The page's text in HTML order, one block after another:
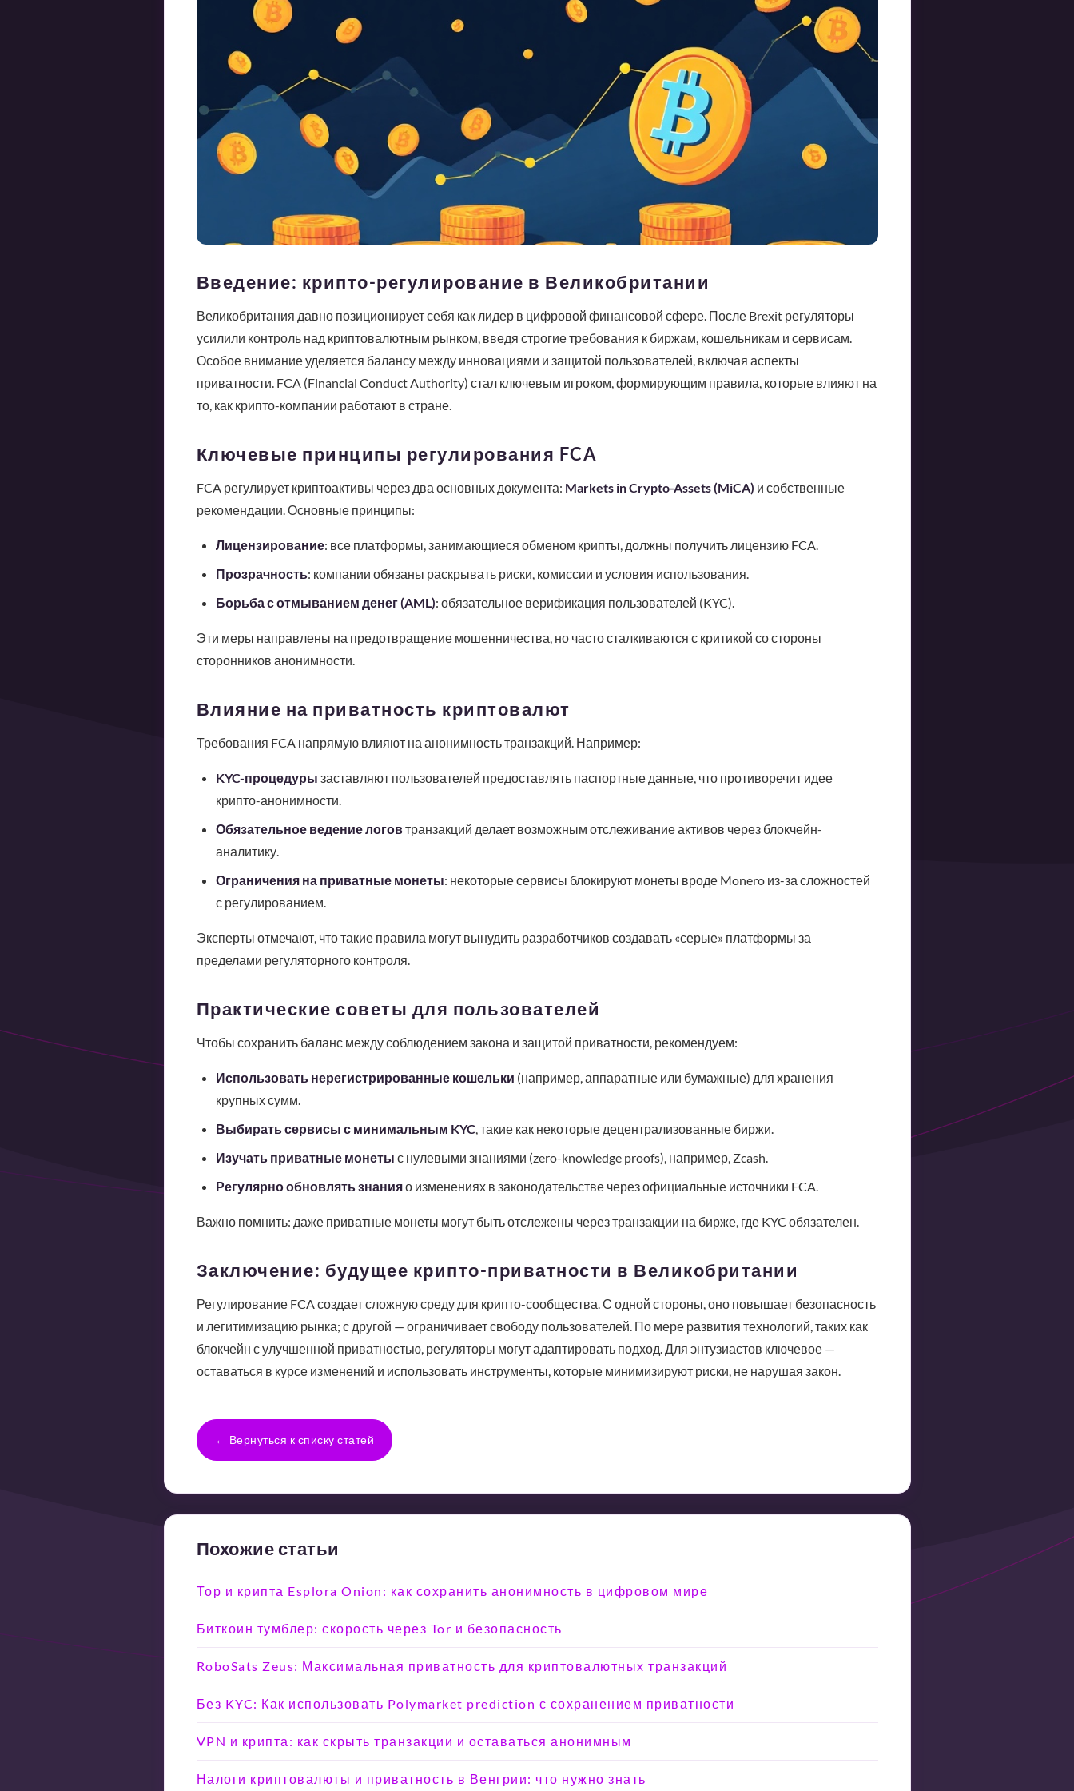
Введение: крипто-регулирование в Великобритании
Великобритания давно позиционирует себя как лидер в цифровой финансовой сфере. После Brexit регуляторы
усилили контроль над криптовалютным рынком, введя строгие требования к биржам, кошельникам и сервисам.
Особое внимание уделяется балансу между инновациями и защитой пользователей, включая аспекты
приватности. FCA (Financial Conduct Authority) стал ключевым игроком, формирующим правила, которые влияют на
то, как крипто-компании работают в стране.
Ключевые принципы регулирования FCA
FCA регулирует криптоактивы через два основных документа: Markets in Crypto-Assets (MiCA) и собственные
рекомендации. Основные принципы:
Лицензирование: все платформы, занимающиеся обменом крипты, должны получить лицензию FCA.
Прозрачность: компании обязаны раскрывать риски, комиссии и условия использования.
Борьба с отмыванием денег (AML): обязательное верификация пользователей (KYC).
Эти меры направлены на предотвращение мошенничества, но часто сталкиваются с критикой со стороны
сторонников анонимности.
Влияние на приватность криптовалют
Требования FCA напрямую влияют на анонимность транзакций. Например:
KYC-процедуры заставляют пользователей предоставлять паспортные данные, что противоречит идее
крипто-анонимности.
Обязательное ведение логовтранзакций делает возможным отслеживание активов через блокчейн-
аналитику.
Ограничения на приватные монеты: некоторые сервисы блокируют монеты вроде Monero из-за сложностей
с регулированием.
Эксперты отмечают, что такие правила могут вынудить разработчиков создавать «серые» платформы за
пределами регуляторного контроля.
Практические советы для пользователей
Чтобы сохранить баланс между соблюдением закона и защитой приватности, рекомендуем:
Использовать нерегистрированные кошельки (например, аппаратные или бумажные) для хранения
крупных сумм.
Выбирать сервисы с минимальным KYC, такие как некоторые децентрализованные биржи.
Изучать приватные монеты с нулевыми знаниями (zero-knowledge proofs), например, Zcash.
Регулярно обновлять знанияо изменениях в законодательстве через официальные источники FCA.
Важно помнить: даже приватные монеты могут быть отслежены через транзакции на бирже, где KYC обязателен.
Заключение: будущее крипто-приватности в Великобритании
Регулирование FCA создает сложную среду для крипто-сообщества. С одной стороны, оно повышает безопасность
и легитимизацию рынка; с другой — ограничивает свободу пользователей. По мере развития технологий, таких как
блокчейн с улучшенной приватностью, регуляторы могут адаптировать подход. Для энтузиастов ключевое —
оставаться в курсе изменений и использовать инструменты, которые минимизируют риски, не нарушая закон.
← Вернуться к списку статей
Похожие статьи
Тор и крипта Esplora Onion: как сохранить анонимность в цифровом мире
Биткоин тумблер: скорость через Tor и безопасность
RoboSats Zeus: Максимальная приватность для криптовалютных транзакций
Без KYC: Как использовать Polymarket prediction с сохранением приватности
VPN и крипта: как скрыть транзакции и оставаться анонимным
Налоги криптовалюты и приватность в Венгрии: что нужно знать